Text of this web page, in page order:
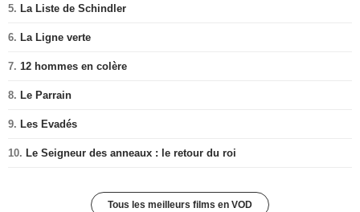
5. La Liste de Schindler
6. La Ligne verte
7. 12 hommes en colère
8. Le Parrain
9. Les Evadés
10. Le Seigneur des anneaux : le retour du roi
Tous les meilleurs films en VOD